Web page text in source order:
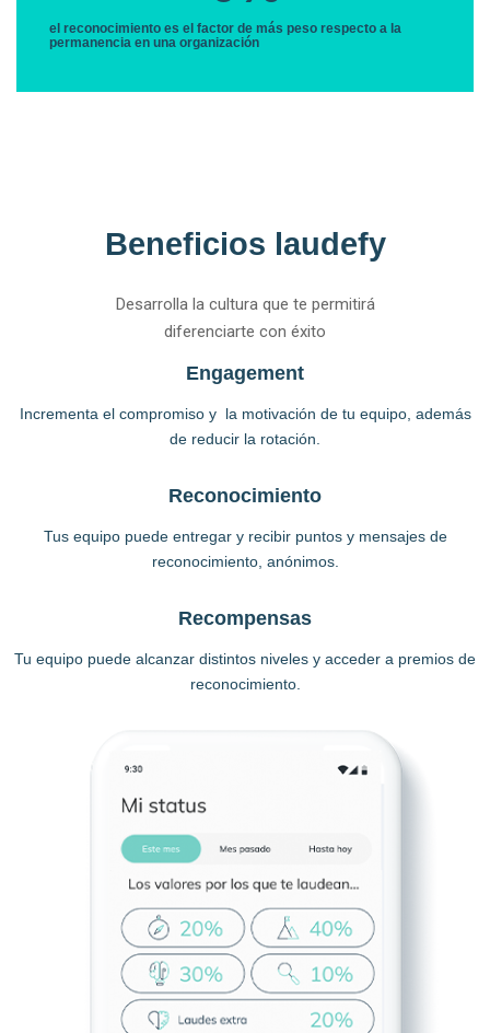
el reconocimiento es el factor de más peso respecto a la
permanencia en una organización
Beneficios laudefy
Desarrolla la cultura que te permitirá
diferenciarte con éxito
Engagement
Incrementa el compromiso y la motivación de tu equipo, además
de reducir la rotación.
Reconocimiento
Tus equipo puede entregar y recibir puntos y mensajes de
reconocimiento, anónimos.
Recompensas
Tu equipo puede alcanzar distintos niveles y acceder a premios de
reconocimiento.